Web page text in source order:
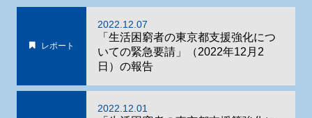
レポート
2022.12.07
「生活困窮者の東京都支援強化につ
いての緊急要請」（2022年12月2
日）の報告
2022.12.01